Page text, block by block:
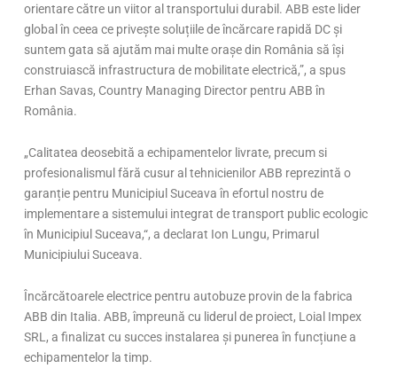
orientare către un viitor al transportului durabil. ABB este lider
global în ceea ce privește soluțiile de încărcare rapidă DC și
suntem gata să ajutăm mai multe orașe din România să își
construiască infrastructura de mobilitate electrică,”, a spus
Erhan Savas, Country Managing Director pentru ABB în
România.
„Calitatea deosebită a echipamentelor livrate, precum si
profesionalismul fără cusur al tehnicienilor ABB reprezintă o
garanție pentru Municipiul Suceava în efortul nostru de
implementare a sistemului integrat de transport public ecologic
în Municipiul Suceava,“, a declarat Ion Lungu, Primarul
Municipiului Suceava.
Încărcătoarele electrice pentru autobuze provin de la fabrica
ABB din Italia. ABB, împreună cu liderul de proiect, Loial Impex
SRL, a finalizat cu succes instalarea și punerea în funcțiune a
echipamentelor la timp.